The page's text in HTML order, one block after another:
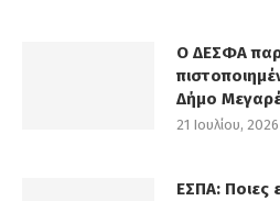
Ο ΔΕΣΦΑ
Δήμο
21 Ιουλίου, 2026
ΕΣΠΑ: Ποιες